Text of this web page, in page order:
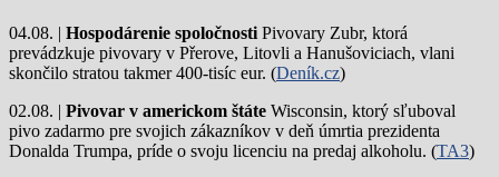
04.08. | Hospodárenie spoločnosti Pivovary Zubr, ktorá
prevádzkuje pivovary v Přerove, Litovli a Hanušoviciach, vlani
skončilo stratou takmer 400-tisíc eur. (Deník.cz)
02.08. | Pivovar v americkom štáte Wisconsin, ktorý sľuboval
pivo zadarmo pre svojich zákazníkov v deň úmrtia prezidenta
Donalda Trumpa, príde o svoju licenciu na predaj alkoholu. (TA3)